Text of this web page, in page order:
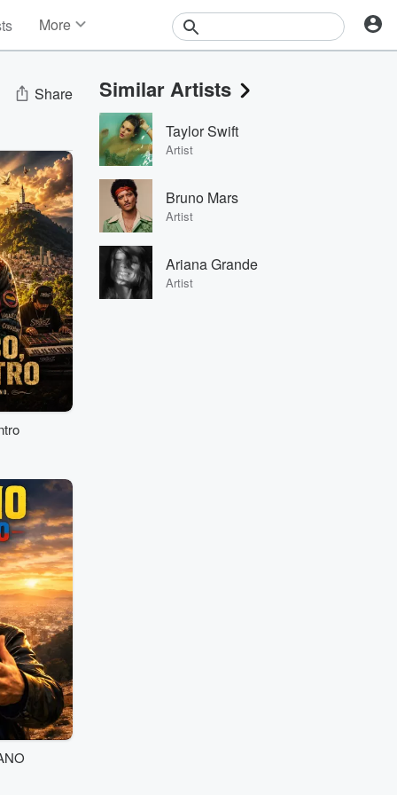
More
Events
Contests
Photos
Share Similar Artists
Taylor Swift
Artist
Bruno Mars
Artist
Ariana Grande
Artist